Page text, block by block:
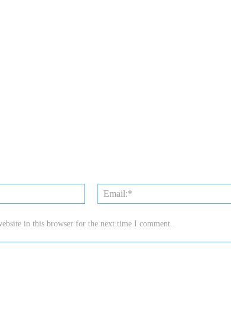
Name:*
in this browser for the next time I comment.